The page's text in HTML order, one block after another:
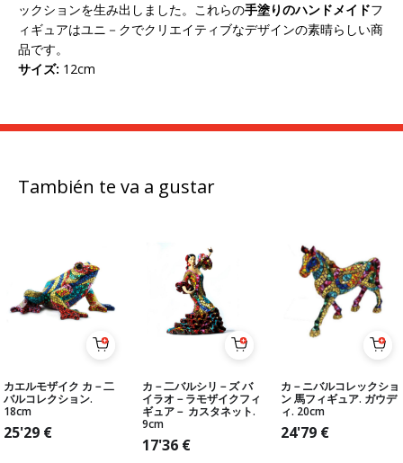
ックションを生み出しました。これらの手塗りのハンドメイドフ
ィギュアはユニ－クでクリエイティブなデザインの素晴らしい商
品です。
サイズ: 12cm
También te va a gustar
カエルモザイク カ－二
バルコレクション.
18cm
25'29 €
カ－二バルシリ－ズ バ
イラオ－ラモザイクフィ
ギュア－ カスタネット.
9cm
17'36 €
カ－ニバルコレックショ
ン 馬フィギュア. ガウデ
ィ. 20cm
24'79 €